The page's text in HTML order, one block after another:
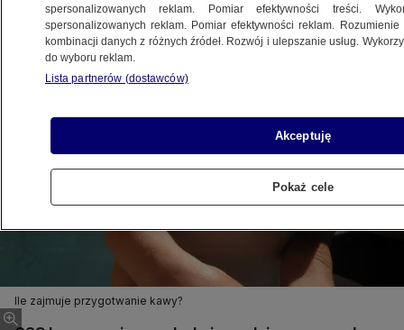
Udostępnij
Ile zajmuje przygotwanie kawy?
spersonalizowanych reklam. Pomiar efektywności treści.
spersonalizowanych reklam. Pomiar efektywności reklam.
kombinacji danych z różnych źródeł. Rozwój i ulepszanie usług.
do wyboru reklam.
Lista partnerów (dostawców)
Akceptuję
Pokaż cele